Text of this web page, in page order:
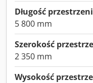
Długość
5 800 mm
Szerokość
2 350 mm
Wysokość